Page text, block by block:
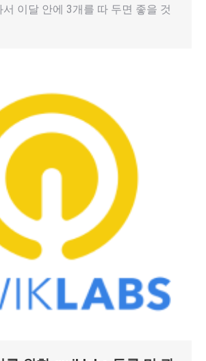
서 이달 안에 3개를 따 두면 좋을 것